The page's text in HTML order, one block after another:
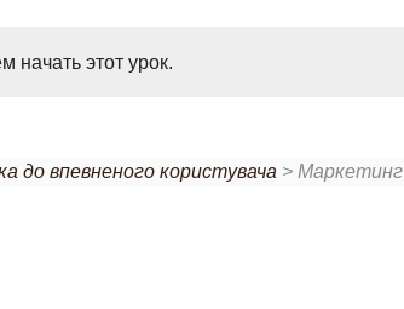
начать этот урок.
до впевненого користувача > Маркетинг